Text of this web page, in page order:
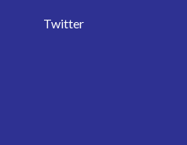
Twitter